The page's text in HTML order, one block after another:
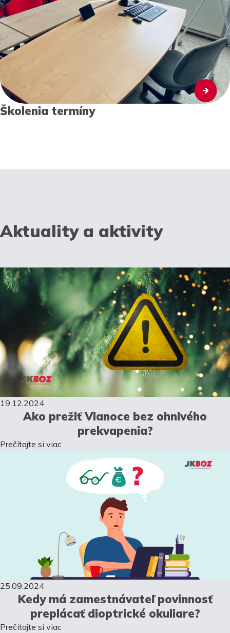
Školenia termíny
Aktuality a aktivity
19.12.2024
Ako prežiť Vianoce bez ohnivého
prekvapenia?
Prečítajte si viac
25.09.2024
Kedy má zamestnávateľ povinnosť
preplácať dioptrické okuliare?
Prečítajte si viac